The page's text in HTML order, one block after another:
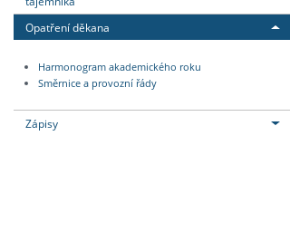
Opatření děkana
Harmonogram akademického roku
Směrnice a provozní řády
Zápisy